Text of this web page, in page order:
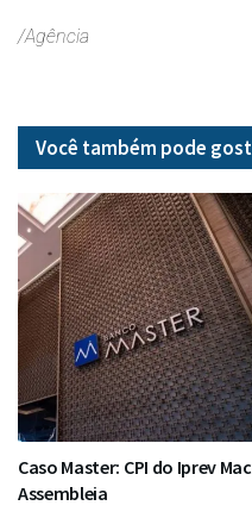
/Agência
Você também pode
Caso Master: CPI do Iprev
Assembleia